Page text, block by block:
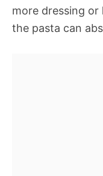
more dressing or
the pasta can